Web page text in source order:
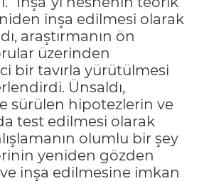
inşa edilmesi olarak
araştırmanın ön
üzerinden
bir tavırla yürütülmesi
Ünsaldı,
sürülen hipotezlerin ve
test edilmesi olarak
olumlu bir şey
yeniden gözden
inşa edilmesine imkan